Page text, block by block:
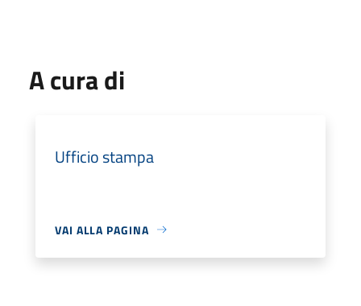
A cura di
Ufficio stampa
VAI ALLA PAGINA